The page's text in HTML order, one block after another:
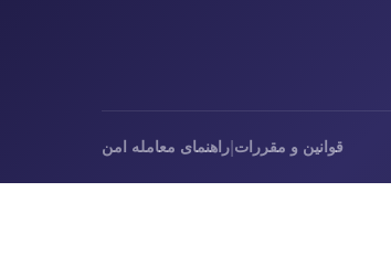
قوانین و مقررات راهنمای معامله امن